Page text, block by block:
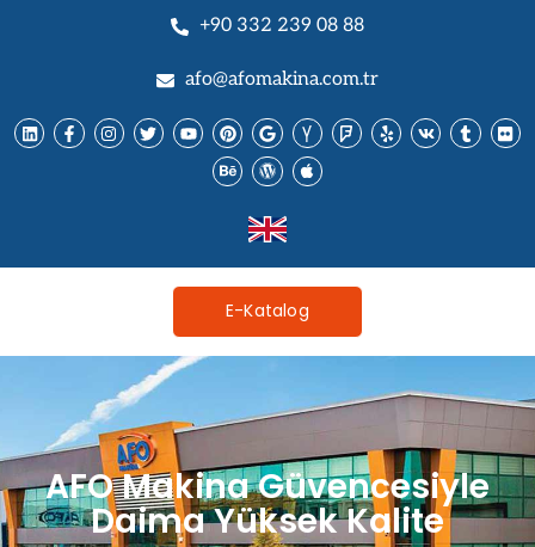
+90 332 239 08 88
afo@afomakina.com.tr
E-Katalog
AFO Makina Güvencesiyle
Daima Yüksek Kalite